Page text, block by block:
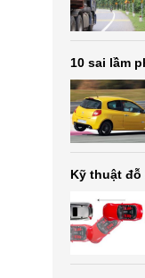
10 sai lầm
Kỹ thuật